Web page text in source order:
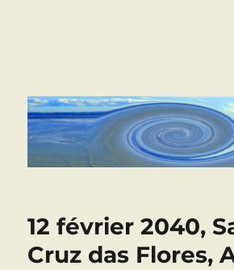
12 février 2040,
Cruz das Flores,